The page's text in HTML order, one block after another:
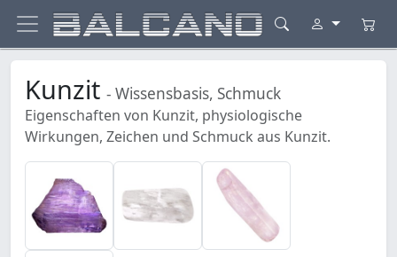
Kunzit - Wissensbasis, Schmuck
Eigenschaften von Kunzit, physiologische
Wirkungen, Zeichen und Schmuck aus Kunzit.